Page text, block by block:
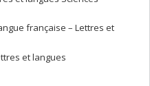
française – Lettres et
et langues